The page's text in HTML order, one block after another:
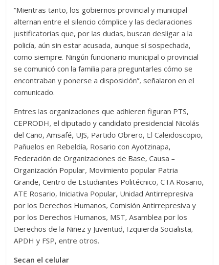
“Mientras tanto, los gobiernos provincial y municipal
alternan entre el silencio cómplice y las declaraciones
justificatorias que, por las dudas, buscan desligar a la
policía, aún sin estar acusada, aunque sí sospechada,
como siempre. Ningún funcionario municipal o provincial
se comunicó con la familia para preguntarles cómo se
encontraban y ponerse a disposición”, señalaron en el
comunicado.
Entres las organizaciones que adhieren figuran PTS,
CEPRODH, el diputado y candidato presidencial Nicolás
del Caño, Amsafé, UJS, Partido Obrero, El Caleidoscopio,
Pañuelos en Rebeldía, Rosario con Ayotzinapa,
Federación de Organizaciones de Base, Causa –
Organización Popular, Movimiento popular Patria
Grande, Centro de Estudiantes Politécnico, CTA Rosario,
ATE Rosario, Iniciativa Popular, Unidad Antirrepresiva
por los Derechos Humanos, Comisión Antirrepresiva y
por los Derechos Humanos, MST, Asamblea por los
Derechos de la Niñez y Juventud, Izquierda Socialista,
APDH y FSP, entre otros.
Secan el celular